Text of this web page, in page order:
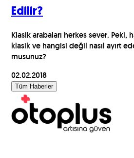
Edilir?
Klasik arabaları herkes sever. Peki,
klasik ve hangisi değil nasıl ayırt
musunuz?
02.02.2018
Tüm Haberler